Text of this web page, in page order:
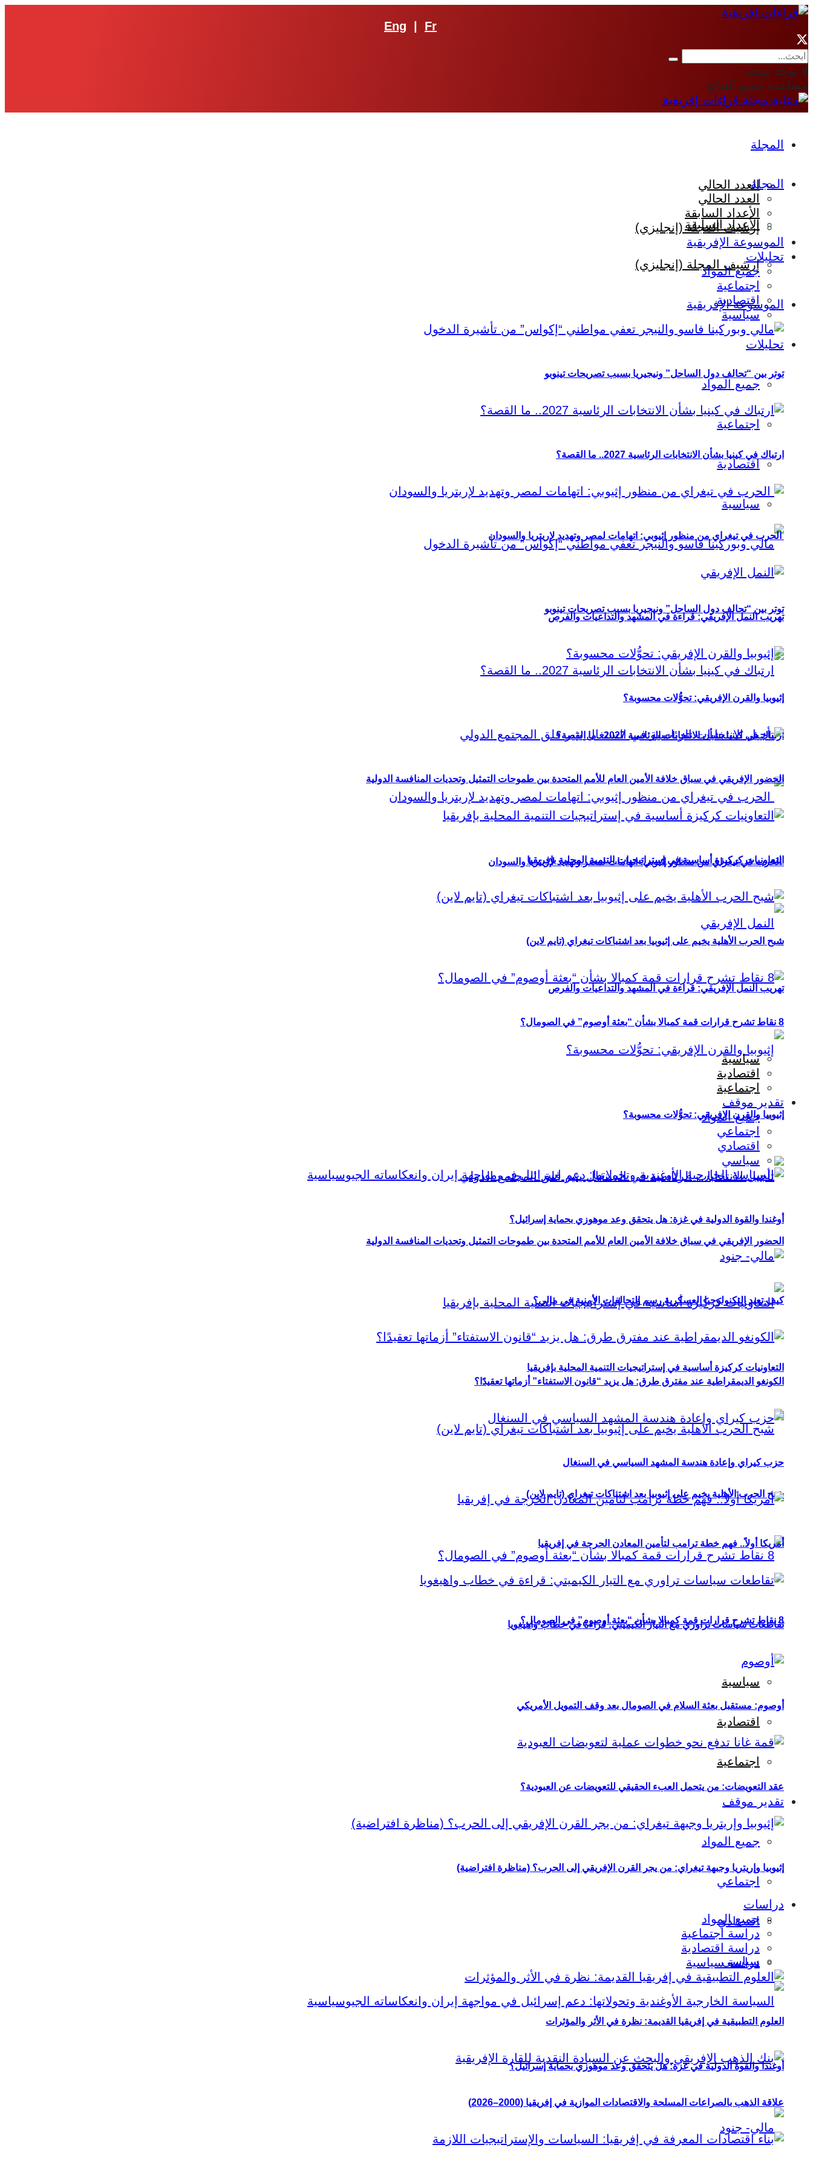
Eng Fr
لا توجد نتيجة
مشاهدة جميع النتائج
المجلة
العدد الحالي
الأعداد السابقة
إرشيف المجلة (إنجليزي)
الموسوعة الإفريقية
تحليلات
جميع المواد
اجتماعية
اقتصادية
سياسية
توتر بين “تحالف دول الساحل” ونيجيريا بسبب تصريحات تينوبو
ارتباك في كينيا بشأن الانتخابات الرئاسية 2027.. ما القصة؟
الحرب في تيغراي من منظور إثيوبي: اتهامات لمصر وتهديد لإريتريا والسودان
تهريب النمل الإفريقي: قراءة في المشهد والتداعيات والفرص
إثيوبيا والقرن الإفريقي: تحوُّلات محسوبة؟
الحضور الإفريقي في سباق خلافة الأمين العام للأمم المتحدة بين طموحات التمثيل وتحديات المنافسة الدولية
التعاونيات كركيزة أساسية في إستراتيجيات التنمية المحلية بإفريقيا
شبح الحرب الأهلية يخيم على إثيوبيا بعد اشتباكات تيغراي (تايم لاين)
8 نقاط تشرح قرارات قمة كمبالا بشأن “بعثة أوصوم” في الصومال؟
سياسية
اقتصادية
اجتماعية
تقدير موقف
جميع المواد
اجتماعي
اقتصادي
سياسي
أوغندا والقوة الدولية في غزة: هل يتحقق وعد موهوزي بحماية إسرائيل؟
المجلة
العدد الحالي
الأعداد السابقة
إرشيف المجلة (إنجليزي)
الموسوعة الإفريقية
تحليلات
جميع المواد
اجتماعية
اقتصادية
سياسية
توتر بين “تحالف دول الساحل” ونيجيريا بسبب تصريحات تينوبو
ارتباك في كينيا بشأن الانتخابات الرئاسية 2027.. ما القصة؟
الحرب في تيغراي من منظور إثيوبي: اتهامات لمصر وتهديد لإريتريا والسودان
تهريب النمل الإفريقي: قراءة في المشهد والتداعيات والفرص
إثيوبيا والقرن الإفريقي: تحوُّلات محسوبة؟
الحضور الإفريقي في سباق خلافة الأمين العام للأمم المتحدة بين طموحات التمثيل وتحديات المنافسة الدولية
التعاونيات كركيزة أساسية في إستراتيجيات التنمية المحلية بإفريقيا
شبح الحرب الأهلية يخيم على إثيوبيا بعد اشتباكات تيغراي (تايم لاين)
8 نقاط تشرح قرارات قمة كمبالا بشأن “بعثة أوصوم” في الصومال؟
سياسية
اقتصادية
اجتماعية
تقدير موقف
جميع المواد
اجتماعي
اقتصادي
سياسي
أوغندا والقوة الدولية في غزة: هل يتحقق وعد موهوزي بحماية إسرائيل؟
كيف تعيد التكنولوجيا العسكرية رسم التحالفات الأمنية في مالي؟
الكونغو الديمقراطية عند مفترق طرق: هل يزيد “قانون الاستفتاء” أزماتها تعقيدًا؟
حزب كيراي وإعادة هندسة المشهد السياسي في السنغال
أمريكا أولاً.. فهم خطة ترامب لتأمين المعادن الحرجة في إفريقيا
تقاطعات سياسات تراوري مع التيار الكيميتي: قراءة في خطاب واهيغويا
أوصوم: مستقبل بعثة السلام في الصومال بعد وقف التمويل الأمريكي
عقد التعويضات: من يتحمل العبء الحقيقي للتعويضات عن العبودية؟
إثيوبيا وإريتريا وجبهة تيغراي: من يجر القرن الإفريقي إلى الحرب؟ (مناظرة افتراضية)
دراسات
جميع المواد
دراسة اجتماعية
دراسة اقتصادية
دراسة سياسية
العلوم التطبيقية في إفريقيا القديمة: نظرة في الأثر والمؤثرات
علاقة الذهب بالصراعات المسلحة والاقتصادات الموازية في إفريقيا (2000–2026)